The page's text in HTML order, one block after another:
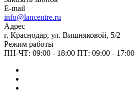
E-mail
info@lancentre.ru
Адрес
г. Краснодар, ул. Вишняковой, 5/2
Режим работы
ПН-ЧТ: 09:00 - 18:00 ПТ: 09:00 - 17:00